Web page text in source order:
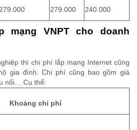
279.000 279.000 240.000
mạng VNPT cho doanh
thì chi phí lắp mạng Internet cũng
gia đình. Chi phí cũng bao gồm giá
nối… Cụ thể:
Khoảng chi phí